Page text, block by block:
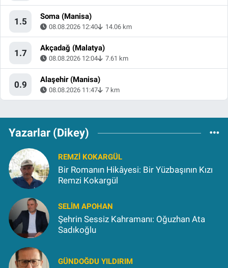
1.5 Soma (Manisa)
08.08.2026 12:40 14.06 km
1.7 Akçadağ (Malatya)
08.08.2026 12:04 7.61 km
0.9 Alaşehir (Manisa)
08.08.2026 11:47 7 km
Yazarlar (Dikey)
REMZI KOKARGÜL
Bir Romanın Hikâyesi: Bir Yüzbaşının Kızı
Remzi Kokargül
SELIM APOHAN
Şehrin Sessiz Kahramanı: Oğuzhan Ata
Sadıkoğlu
GÜNDOĞDU YILDIRIM